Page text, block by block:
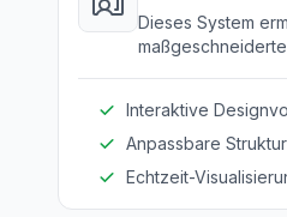
Dieses System
Interaktive
Anpassbare
Echtzeit-